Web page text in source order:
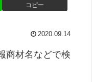
コピー
2020.09.14
商材名などで検